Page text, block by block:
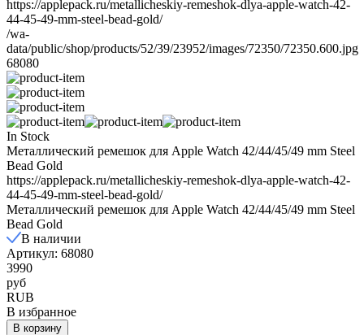
https://applepack.ru/metallicheskiy-remeshok-dlya-apple-watch-42-
44-45-49-mm-steel-bead-gold/
/wa-
data/public/shop/products/52/39/23952/images/72350/72350.600.jpg
68080
In Stock
Металлический ремешок для Apple Watch 42/44/45/49 mm Steel
Bead Gold
https://applepack.ru/metallicheskiy-remeshok-dlya-apple-watch-42-
44-45-49-mm-steel-bead-gold/
Металлический ремешок для Apple Watch 42/44/45/49 mm Steel
Bead Gold
В наличии
Артикул: 68080
3990
руб
RUB
В избранное
В корзину